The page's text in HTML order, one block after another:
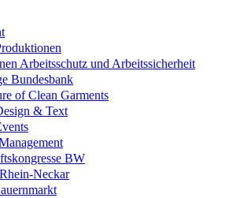
Arbeitsschutz und Arbeitssicherheit
Bundesbank
of Clean Garments
& Text
BW
Neckar